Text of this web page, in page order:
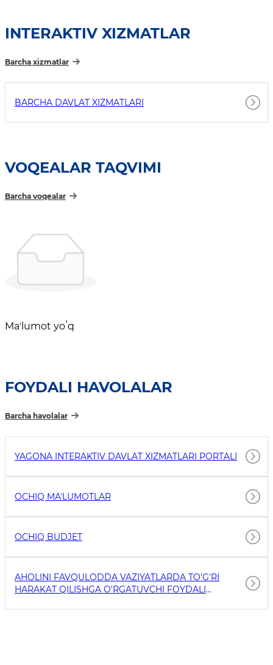
INTERAKTIV XIZMATLAR
Barcha xizmatlar
BARCHA DAVLAT XIZMATLARI
VOQEALAR TAQVIMI
Barcha voqealar
Maʼlumot yoʻq
FOYDALI HAVOLALAR
Barcha havolalar
YAGONA INTERAKTIV DAVLAT XIZMATLARI PORTALI
OCHIQ MAʼLUMOTLAR
OCHIQ BUDJET
AHOLINI FAVQULODDA VAZIYATLARDA TO'G'RI
HARAKAT QILISHGA O'RGATUVCHI FOYDALI